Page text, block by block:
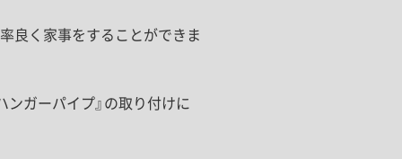
良く家事をすることができま
ガーパイプ』の取り付けに